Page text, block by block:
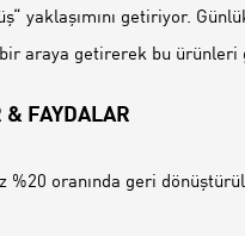
yaklaşımını getiriyor.
araya getirerek bu ürünleri
FAYDALAR
%20 oranında geri